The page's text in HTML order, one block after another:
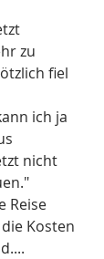
zu
fiel
ich ja
nicht
Reise
Kosten